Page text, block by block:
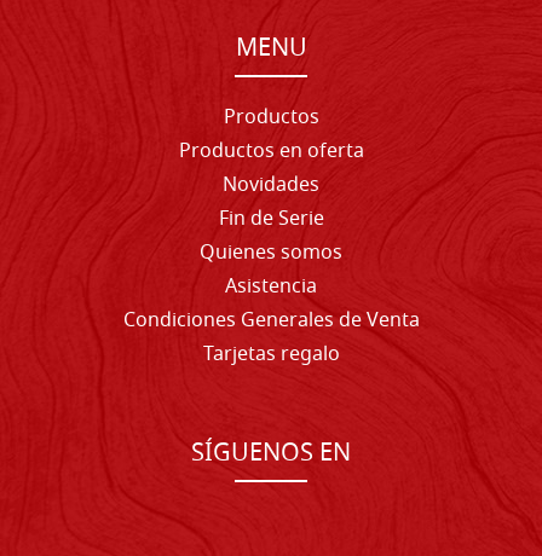
MENU
Productos
Productos en oferta
Novidades
Fin de Serie
Quienes somos
Asistencia
Condiciones Generales de Venta
Tarjetas regalo
SÍGUENOS EN